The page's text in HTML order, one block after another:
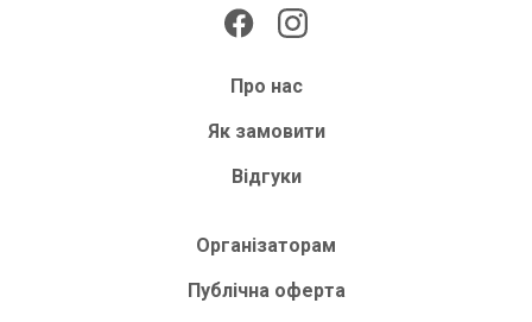
Про нас
Як замовити
Відгуки
Організаторам
Публічна оферта